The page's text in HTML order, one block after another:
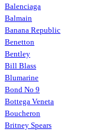
Balenciaga
Balmain
Banana Republic
Benetton
Bentley
Bill Blass
Blumarine
Bond No 9
Bottega Veneta
Boucheron
Britney Spears